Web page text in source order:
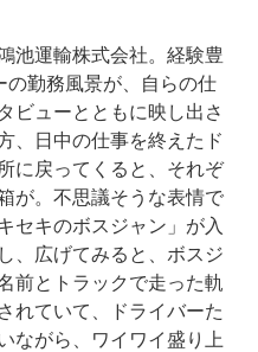
池運輸株式会社。経験豊
勤務風景が、自らの仕
ビューとともに映し出さ
、日中の仕事を終えたド
に戻ってくると、それぞ
が。不思議そうな表情で
セキのボスジャン」が入
、広げてみると、ボスジ
前とトラックで走った軌
れていて、ドライバーた
ながら、ワイワイ盛り上